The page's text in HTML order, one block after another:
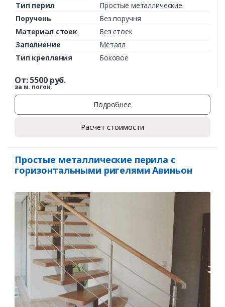
Тип перил
Простые металлические
Поручень
Без поручня
Материал стоек
Без стоек
Заполнение
Металл
Тип крепления
Боковое
От:5500руб.
за м. погон.
Подробнее
Расчет стоимости
Простые металлические перила с
горизонтальными ригелями Авиньон